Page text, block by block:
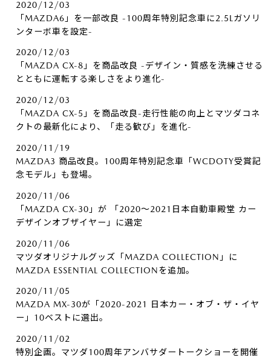
2020/12/03
「MAZDA6」を一部改良 -100周年特別記念車に2.5Lガソリ
ンターボ車を設定-
2020/12/03
「MAZDA CX-8」を商品改良 -デザイン・質感を洗練させる
とともに運転する楽しさをより進化-
2020/12/03
「MAZDA CX-5」を商品改良-走行性能の向上とマツダコネ
クトの最新化により、「走る歓び」を進化-
2020/11/19
MAZDA3 商品改良。100周年特別記念車「WCDOTY受賞記
念モデル」も登場。
2020/11/06
「MAZDA CX-30」が 「2020～2021日本自動車殿堂 カー
デザインオブザイヤー」に選定
2020/11/06
マツダオリジナルグッズ「MAZDA COLLECTION」に
MAZDA ESSENTIAL COLLECTIONを追加。
2020/11/05
MAZDA MX-30が「2020-2021 日本カー・オブ・ザ・イヤ
ー」10ベストに選出。
2020/11/02
特別企画。マツダ100周年アンバサダートークショーを開催